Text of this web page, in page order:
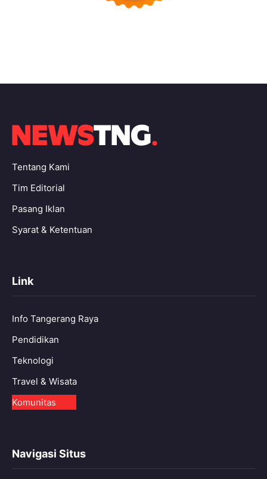
Tentang Kami
Tim Editorial
Pasang Iklan
Syarat & Ketentuan
Link
Info Tangerang Raya
Pendidikan
Teknologi
Travel & Wisata
Komunitas
Navigasi Situs